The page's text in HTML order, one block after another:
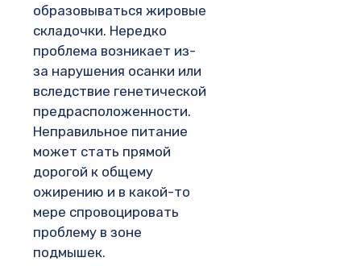
образовываться жировые
складочки. Нередко
проблема возникает из-
за нарушения осанки или
вследствие генетической
предрасположенности.
Неправильное питание
может стать прямой
дорогой к общему
ожирению и в какой-то
мере спровоцировать
проблему в зоне
подмышек.